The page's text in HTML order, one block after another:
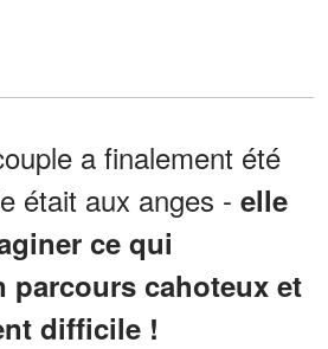
a finalement été
était aux anges - elle
ce qui
parcours cahoteux et
difficile !